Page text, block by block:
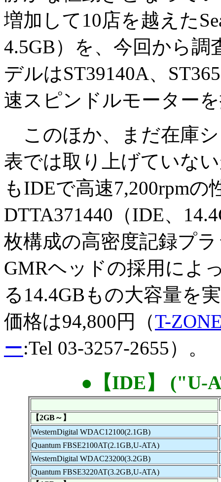
増加して10店を越えた
4.5GB）を、今回から
デルはST39140A、
速スピンドルモーター
このほか、まだ在庫
表では取り上げていな
もIDEで高速7,200rpmの
DTTA371440（IDE、
枚構成の高密度記録プ
GMRヘッドの採用によ
る14.4GBもの大容量を
価格は94,800円（T-
ー:Tel 03-3257-2655）。
●【IDE】 ("U-
【2GB～】
WesternDigital WDAC12100(2.1GB)
Quantum FBSE2100AT(2.1GB,U-ATA)
WesternDigital WDAC23200(3.2GB)
Quantum FBSE3220AT(3.2GB,U-ATA)